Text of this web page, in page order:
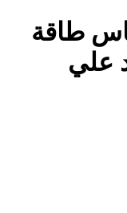
طاقة
علي